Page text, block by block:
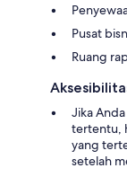
Pusat
Ruang
Jika
tertentu,
yang
setelah